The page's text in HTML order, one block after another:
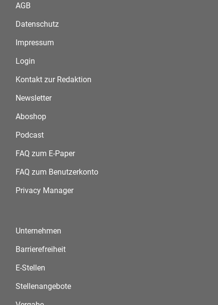
AGB
Datenschutz
Impressum
Login
Kontakt zur Redaktion
Newsletter
Aboshop
Podcast
FAQ zum E-Paper
FAQ zum Benutzerkonto
Privacy Manager
Unternehmen
Barrierefreiheit
E-Stellen
Stellenangebote